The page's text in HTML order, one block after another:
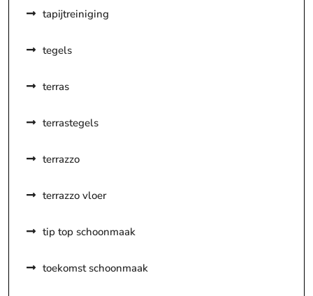
tapijtreiniging
tegels
terras
terrastegels
terrazzo
terrazzo vloer
tip top schoonmaak
toekomst schoonmaak